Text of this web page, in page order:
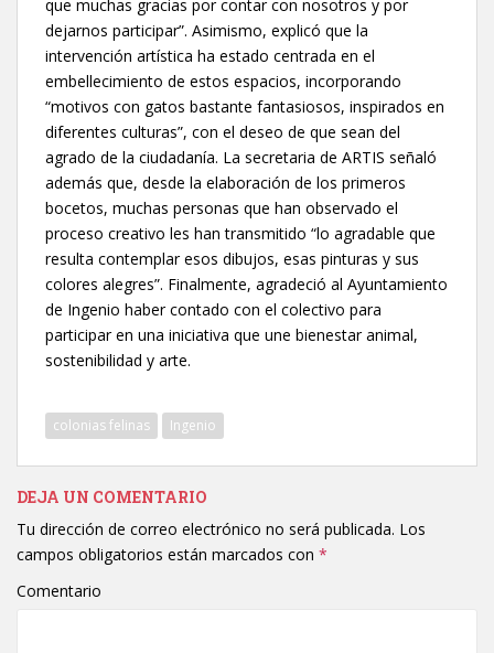
que muchas gracias por contar con nosotros y por
dejarnos participar”. Asimismo, explicó que la
intervención artística ha estado centrada en el
embellecimiento de estos espacios, incorporando
“motivos con gatos bastante fantasiosos, inspirados en
diferentes culturas”, con el deseo de que sean del
agrado de la ciudadanía. La secretaria de ARTIS señaló
además que, desde la elaboración de los primeros
bocetos, muchas personas que han observado el
proceso creativo les han transmitido “lo agradable que
resulta contemplar esos dibujos, esas pinturas y sus
colores alegres”. Finalmente, agradeció al Ayuntamiento
de Ingenio haber contado con el colectivo para
participar en una iniciativa que une bienestar animal,
sostenibilidad y arte.
colonias felinas Ingenio
DEJA UN COMENTARIO
Tu dirección de correo electrónico no será publicada. Los
campos obligatorios están marcados con *
Comentario